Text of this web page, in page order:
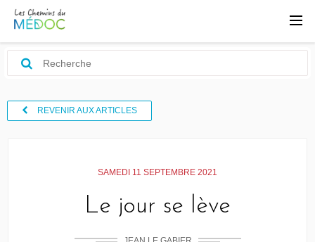
REVENIR AUX ARTICLES
SAMEDI 11 SEPTEMBRE 2021
Le jour se lève